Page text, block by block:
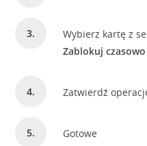
Wybierz kartę z
Zablokuj czasowo
Zatwierdź
Gotowe